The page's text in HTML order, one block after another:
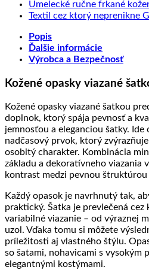
Umelecké ručne frkané
Textil cez ktorý neprenikne
Popis
Ďalšie informácie
Výrobca a Bezpečnosť
Kožené opasky viazané
Kožené opasky viazané šatkou
doplnok, ktorý spája pevnosť a
jemnosťou a eleganciou šatky. Ide
nadčasový prvok, ktorý
osobitý charakter. Kombinácia
základu a dekoratívneho viazania
kontrast medzi pevnou
Každý opasok je navrhnutý tak,
praktický. Šatka je prevlečená cez
variabilné viazanie – od výraznej
uzol. Vďaka tomu si môžete
príležitosti aj vlastného štýlu.
so šatami, nohavicami s vysokým
elegantnými kostýmami.